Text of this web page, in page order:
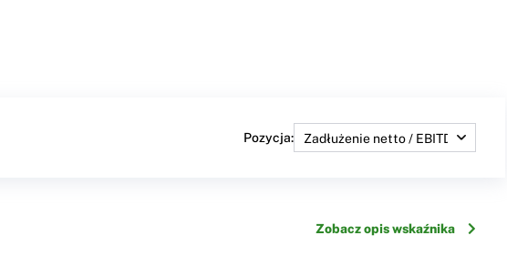
Pozycja:
Zobacz opis wskaźnika